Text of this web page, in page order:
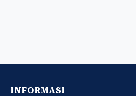
INFORMASI